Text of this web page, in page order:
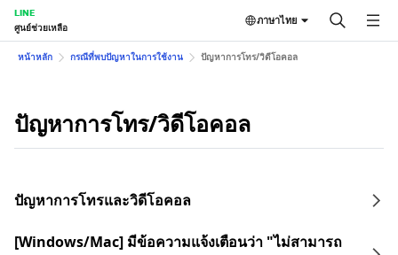
LINE
ศูนย์ช่วยเหลือ
ภาษาไทย
หน้าหลัก กรณีที่พบปัญหาในการใช้งาน ปัญหาการโทร/วิดีโอคอล
ปัญหาการโทร/วิดีโอคอล
ปัญหาการโทรและวิดีโอคอล
[Windows/Mac] มีข้อความแจ้งเตือนว่า "ไม่สามารถ